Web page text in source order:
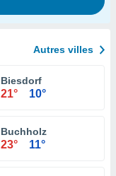
Autres villes
Biesdorf
21° 10°
Buchholz
23° 11°